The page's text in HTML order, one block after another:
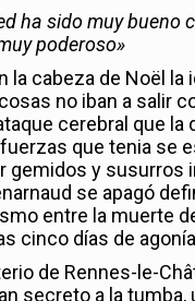
ha sido muy bueno
poderoso»
cabeza de Noël la
no iban a salir
cerebral que la
que tenia se
gemidos y susurros
se apagó
entre la muerte
cinco días de
de Rennes-le-
secreto a la